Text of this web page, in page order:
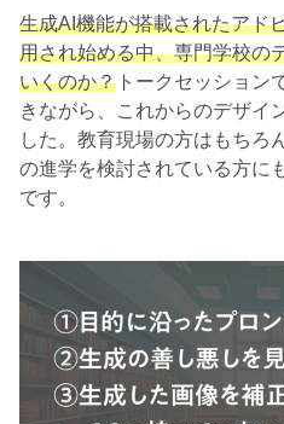
生成AI機能が搭載されたアド
用され始める中、専門学校の
いくのか？ トークセッション
きながら、これからのデザイ
した。教育現場の方はもちろ
の進学を検討されている方に
です。